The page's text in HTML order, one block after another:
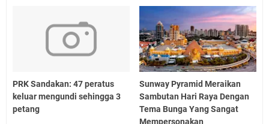
PRK Sandakan: 47 peratus
keluar mengundi sehingga 3
petang
Sunway Pyramid Meraikan
Sambutan Hari Raya Dengan
Tema Bunga Yang Sangat
Mempersonakan